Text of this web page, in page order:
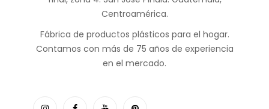
Centroamérica.
Fábrica de productos plásticos para el hogar.
Contamos con más de 75 años de experiencia
en el mercado.